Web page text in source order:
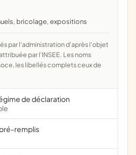
bricolage, expositions
par l'INSEE. Les noms
les libellés complets ceux de
de déclaration
pré-remplis